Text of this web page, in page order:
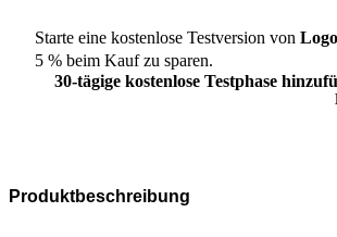
Starte eine kostenlose Testversion von
5 % beim Kauf zu sparen.
30-tägige kostenlose Testphase
Produktbeschreibung